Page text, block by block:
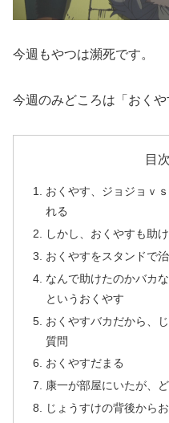
今週もやつは瀕死です。
今週のみどころは「おく
目次
おくやす、ジョジョｖ
れる
しかし、おくやすも助
おくやすをスタンドで
なんで助けたのかバカ
というおくやす
おくやすバカだから、
質問
おくやすだまる
康一が部屋にいたが、
じょうすけの背後から